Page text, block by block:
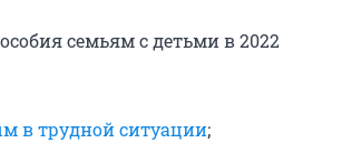
семьям с детьми в 2022
в трудной ситуации;